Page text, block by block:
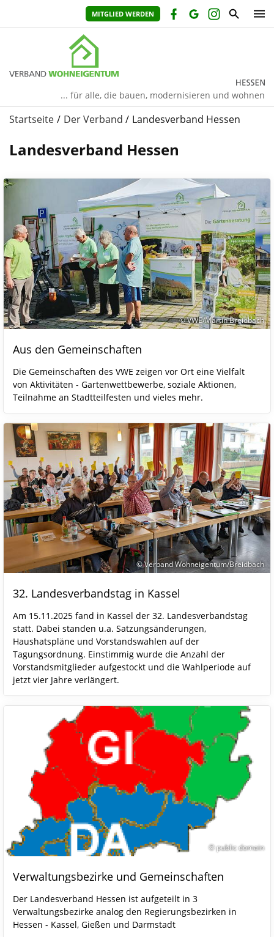
MITGLIED WERDEN
... für alle, die bauen, modernisieren und wohnen
Startseite Der Verband Landesverband Hessen
Landesverband Hessen
© VWE/Martin Breidbach
Aus den Gemeinschaften
Die Gemeinschaften des VWE zeigen vor Ort eine Vielfalt
von Aktivitäten - Gartenwettbewerbe, soziale Aktionen,
Teilnahme an Stadtteilfesten und vieles mehr.
© Verband Wohneigentum/Breidbach
32. Landesverbandstag in Kassel
Am 15.11.2025 fand in Kassel der 32. Landesverbandstag
statt. Dabei standen u.a. Satzungsänderungen,
Haushatspläne und Vorstandswahlen auf der
Tagungsordnung. Einstimmig wurde die Anzahl der
Vorstandsmitglieder aufgestockt und die Wahlperiode auf
jetzt vier Jahre verlängert.
© public domain
Verwaltungsbezirke und Gemeinschaften
Der Landesverband Hessen ist aufgeteilt in 3
Verwaltungsbezirke analog den Regierungsbezirken in
Hessen - Kassel, Gießen und Darmstadt